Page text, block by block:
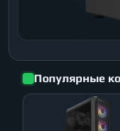
Популярные